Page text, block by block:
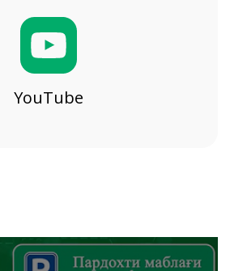
YouTube